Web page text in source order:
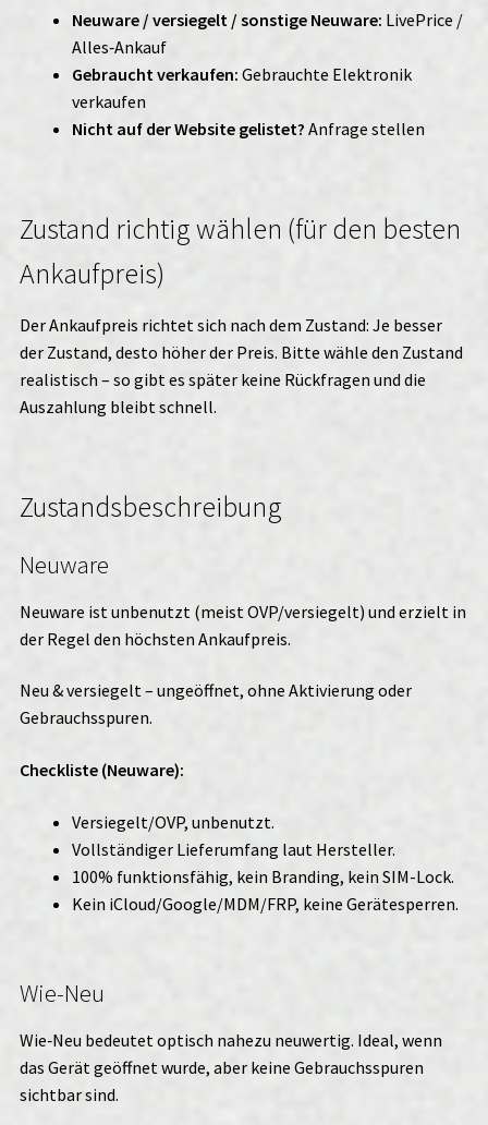
Neuware / versiegelt / sonstige Neuware: LivePrice /
Alles‑Ankauf
Gebraucht verkaufen: Gebrauchte Elektronik
verkaufen
Nicht auf der Website gelistet? Anfrage stellen
Zustand richtig wählen (für den besten
Ankaufpreis)
Der Ankaufpreis richtet sich nach dem Zustand: Je besser
der Zustand, desto höher der Preis. Bitte wähle den Zustand
realistisch – so gibt es später keine Rückfragen und die
Auszahlung bleibt schnell.
Zustandsbeschreibung
Neuware
Neuware ist unbenutzt (meist OVP/versiegelt) und erzielt in
der Regel den höchsten Ankaufpreis.
Neu & versiegelt – ungeöffnet, ohne Aktivierung oder
Gebrauchsspuren.
Checkliste (Neuware):
Versiegelt/OVP, unbenutzt.
Vollständiger Lieferumfang laut Hersteller.
100% funktionsfähig, kein Branding, kein SIM-Lock.
Kein iCloud/Google/MDM/FRP, keine Gerätesperren.
Wie-Neu
Wie‑Neu bedeutet optisch nahezu neuwertig. Ideal, wenn
das Gerät geöffnet wurde, aber keine Gebrauchsspuren
sichtbar sind.